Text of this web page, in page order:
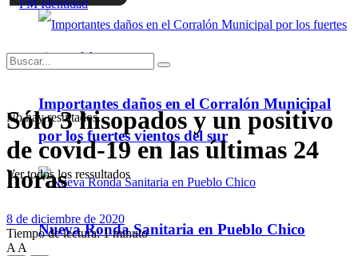
Importantes daños en el Corralón Municipal
por los fuertes vientos del sur
Nueva Ronda Sanitaria en Pueblo Chico
No hay resultados.
Ver todos los ressultados
Sólo 3 hisopados y un positivo
de covid-19 en las últimas 24
horas
8 de diciembre de 2020
Tiempo de lectura: 1 minuto
A A